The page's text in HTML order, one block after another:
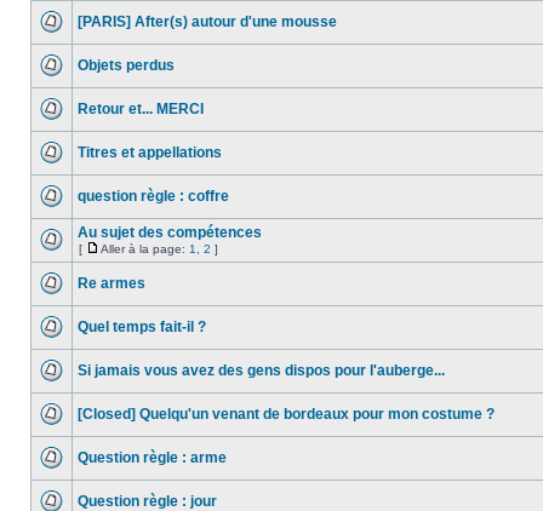
[PARIS] After(s) autour d'une mousse
Objets perdus
Retour et... MERCI
Titres et appellations
question règle : coffre
Au sujet des compétences
[ Aller à la page: 1 2 ]
Re armes
Quel temps fait-il ?
Si jamais vous avez des gens dispos pour l'auberge...
[Closed] Quelqu'un venant de bordeaux pour mon costume ?
Question règle : arme
Question règle : jour